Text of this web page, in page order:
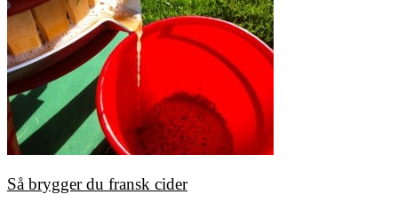
Så brygger du fransk cider